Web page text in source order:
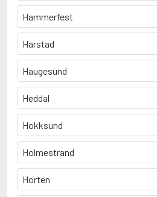
Hammerfest
Harstad
Haugesund
Heddal
Hokksund
Holmestrand
Horten